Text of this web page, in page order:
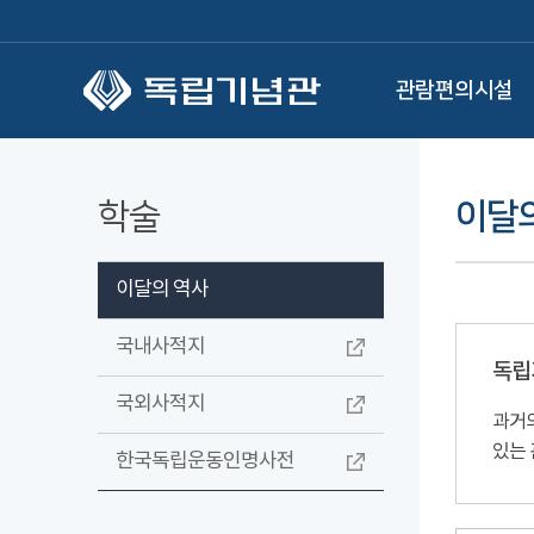
관람편의시설
학술
이달의 역사
국내사적지
국외사적지
한국독립운동인명사전
이달
독
과거
있는